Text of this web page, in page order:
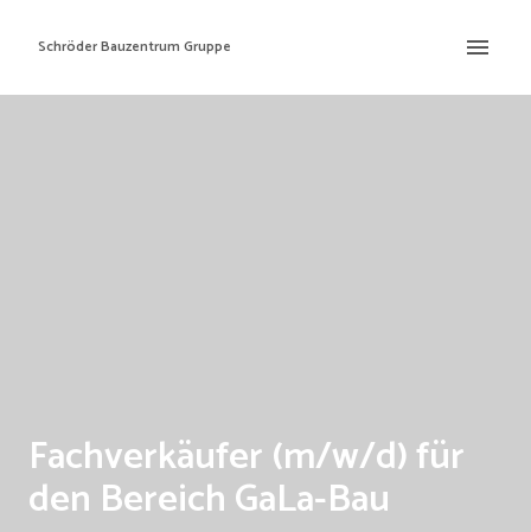
InhaltSchröder Bauzentrum Gruppe
Startseite
Fachverkäufer (m/w/d) für
den Bereich GaLa-Bau